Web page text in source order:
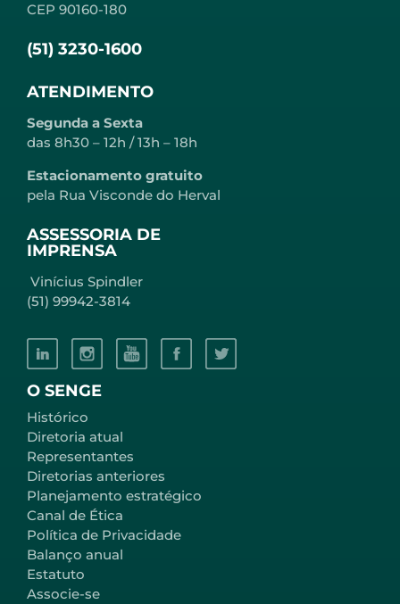
O SENGE
Histórico
Diretoria atual
Representantes
Diretorias anteriores
Planejamento estratégico
Canal de Ética
Política de Privacidade
Balanço anual
Estatuto
Associe-se
CEP 90160-180
(51) 3230-1600
ATENDIMENTO
Segunda a Sexta
das 8h30 – 12h / 13h – 18h
Estacionamento gratuito
pela Rua Visconde do Herval
ASSESSORIA DE
IMPRENSA
Vinícius Spindler
(51) 99942-3814